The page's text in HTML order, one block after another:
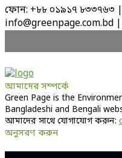
ফোন: +৮৮ ০১৯১৭ ৮৩৩৭৬৩
info@greenpage.com.bd ||
আমাদের সম্পর্কে
Green Page is the
Bangladeshi and Bengali
আমাদের সাথে যোগাযোগ করুন:
অনুসরণ করুন